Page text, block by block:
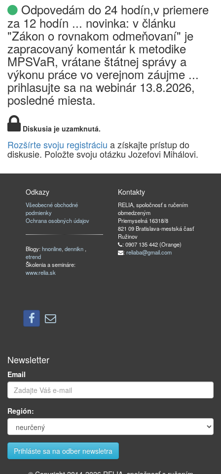
Odpovedám do 24 hodín,v priemere
za 12 hodín ... novinka: v článku
"Zákon o rovnakom odmeňovaní" je
zapracovaný komentár k metodike
MPSVaR, vrátane štátnej správy a
výkonu práce vo verejnom záujme ...
prihlasujte sa na webinár 13.8.2026,
posledné miesta.
Diskusia je uzamknutá.
Rozšírte svoju registráciu a získajte prístup do
diskusie. Položte svoju otázku Jozefovi Mihálovi.
Odkazy
Všeobecné obchodné
podmienky
Ochrana osobných údajov
Blogy:hnonline,dennikn ,
etrend
Školenia a semináre:
www.relia.sk
Kontakty
RELIA, spoločnosť s ručením
obmedzeným
Priemyselná 16318/8
821 09 Bratislava-mestská časť
Ružinov
: 0907 135 442 (Orange)
: reliaba@gmail.com
Newsletter
Email
Región: